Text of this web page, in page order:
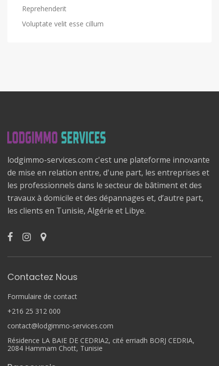
Reprehenderit
Voluptate velit esse cillum
lodgimmo-services.com c'est une plateforme innovante
de mise en relation entre, d'une part, les entreprises et
les professionnels dans le secteur de bâtiment et des
travaux à domicile et des dépannages et, d’autre part,
les clients en Tunisie, Algérie et Libye.
Contactez Nous
Formulaire de contact
+216 25 312 000
contact@lodgimmo-services.com
Résidence LA BAIE DE CEDRIA2, cité erriadh BORJ CEDRIA,
2084 Hammam Chott, Tunisie